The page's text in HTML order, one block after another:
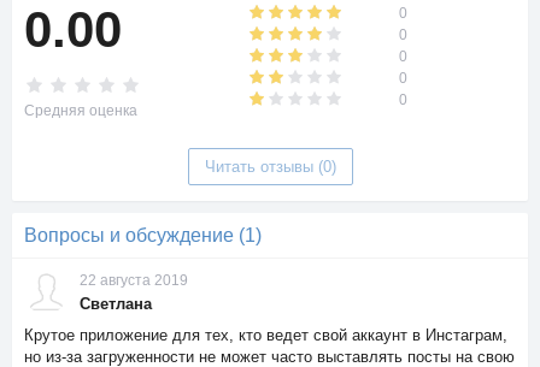
0.00
Средняя оценка
0
0
0
0
0
Читать отзывы (0)
Вопросы и обсуждение (1)
22 августа 2019
Светлана
Крутое приложение для тех, кто ведет свой аккаунт в Инстаграм,
но из-за загруженности не может часто выставлять посты на свою